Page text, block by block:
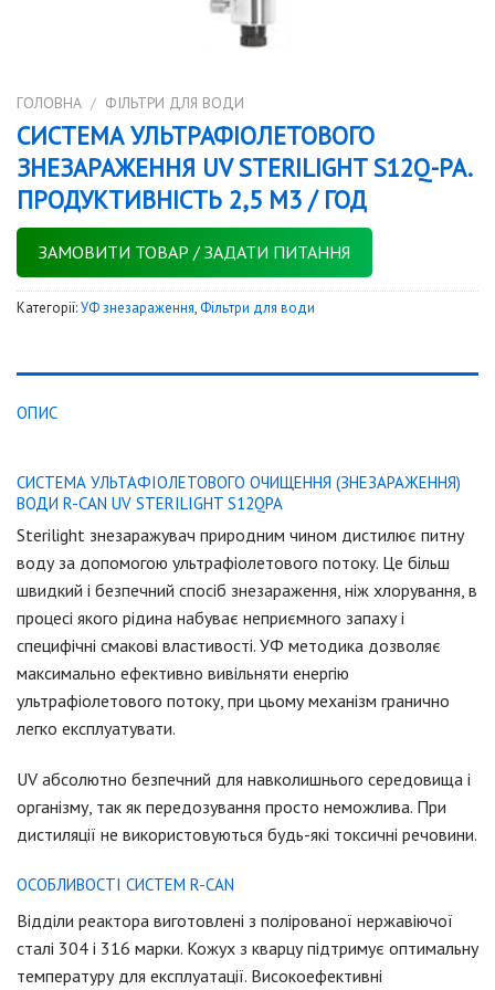
ГОЛОВНА / ФІЛЬТРИ ДЛЯ ВОДИ
СИСТЕМА УЛЬТРАФІОЛЕТОВОГО
ЗНЕЗАРАЖЕННЯ UV STERILIGHT S12Q-PA.
ПРОДУКТИВНІСТЬ 2,5 М3 / ГОД
ЗАМОВИТИ ТОВАР / ЗАДАТИ ПИТАННЯ
Категорії:УФ знезараження, Фільтри для води
ОПИС
СИСТЕМА УЛЬТАФІОЛЕТОВОГО ОЧИЩЕННЯ (ЗНЕЗАРАЖЕННЯ)
ВОДИ R-CAN UV STERILIGHT S12QPA
Sterilight знезаражувач природним чином дистилює питну
воду за допомогою ультрафіолетового потоку. Це більш
швидкий і безпечний спосіб знезараження, ніж хлорування, в
процесі якого рідина набуває неприємного запаху і
специфічні смакові властивості. УФ методика дозволяє
максимально ефективно вивільняти енергію
ультрафіолетового потоку, при цьому механізм гранично
легко експлуатувати.
UV абсолютно безпечний для навколишнього середовища і
організму, так як передозування просто неможлива. При
дистиляції не використовуються будь-які токсичні речовини.
ОСОБЛИВОСТІ СИСТЕМ R-CAN
Відділи реактора виготовлені з полірованої нержавіючої
сталі 304 і 316 марки. Кожух з кварцу підтримує оптимальну
температуру для експлуатації. Високоефективні